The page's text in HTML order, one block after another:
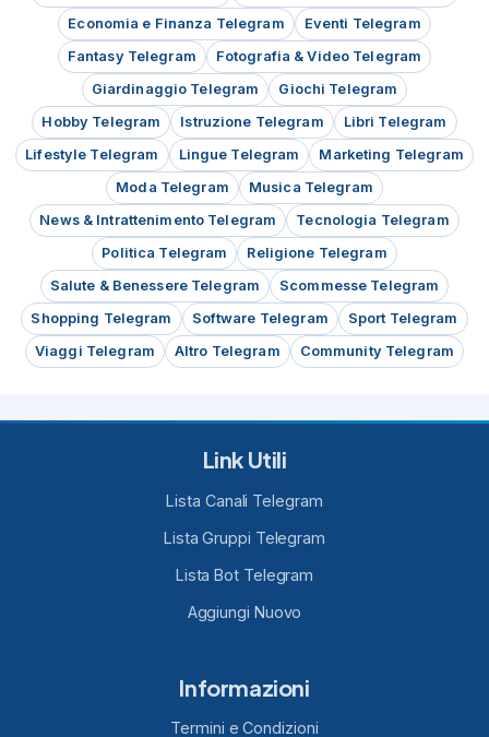
Economia e Finanza Telegram
Eventi Telegram
Fantasy Telegram
Fotografia & Video Telegram
Giardinaggio Telegram
Giochi Telegram
Hobby Telegram
Istruzione Telegram
Libri Telegram
Lifestyle Telegram
Lingue Telegram
Marketing Telegram
Moda Telegram
Musica Telegram
News & Intrattenimento Telegram
Tecnologia Telegram
Politica Telegram
Religione Telegram
Salute & Benessere Telegram
Scommesse Telegram
Shopping Telegram
Software Telegram
Sport Telegram
Viaggi Telegram
Altro Telegram Community Telegram
Link Utili
Lista Canali Telegram
Lista Gruppi Telegram
Lista Bot Telegram
Aggiungi Nuovo
Informazioni
Termini e Condizioni